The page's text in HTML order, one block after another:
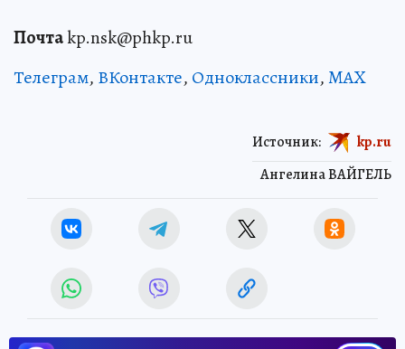
Почтаkp.nsk@phkp.ru
Телеграм, ВКонтакте, Одноклассники,MAX
Ангелина ВАЙГЕЛЬ
Источник: kp.ru